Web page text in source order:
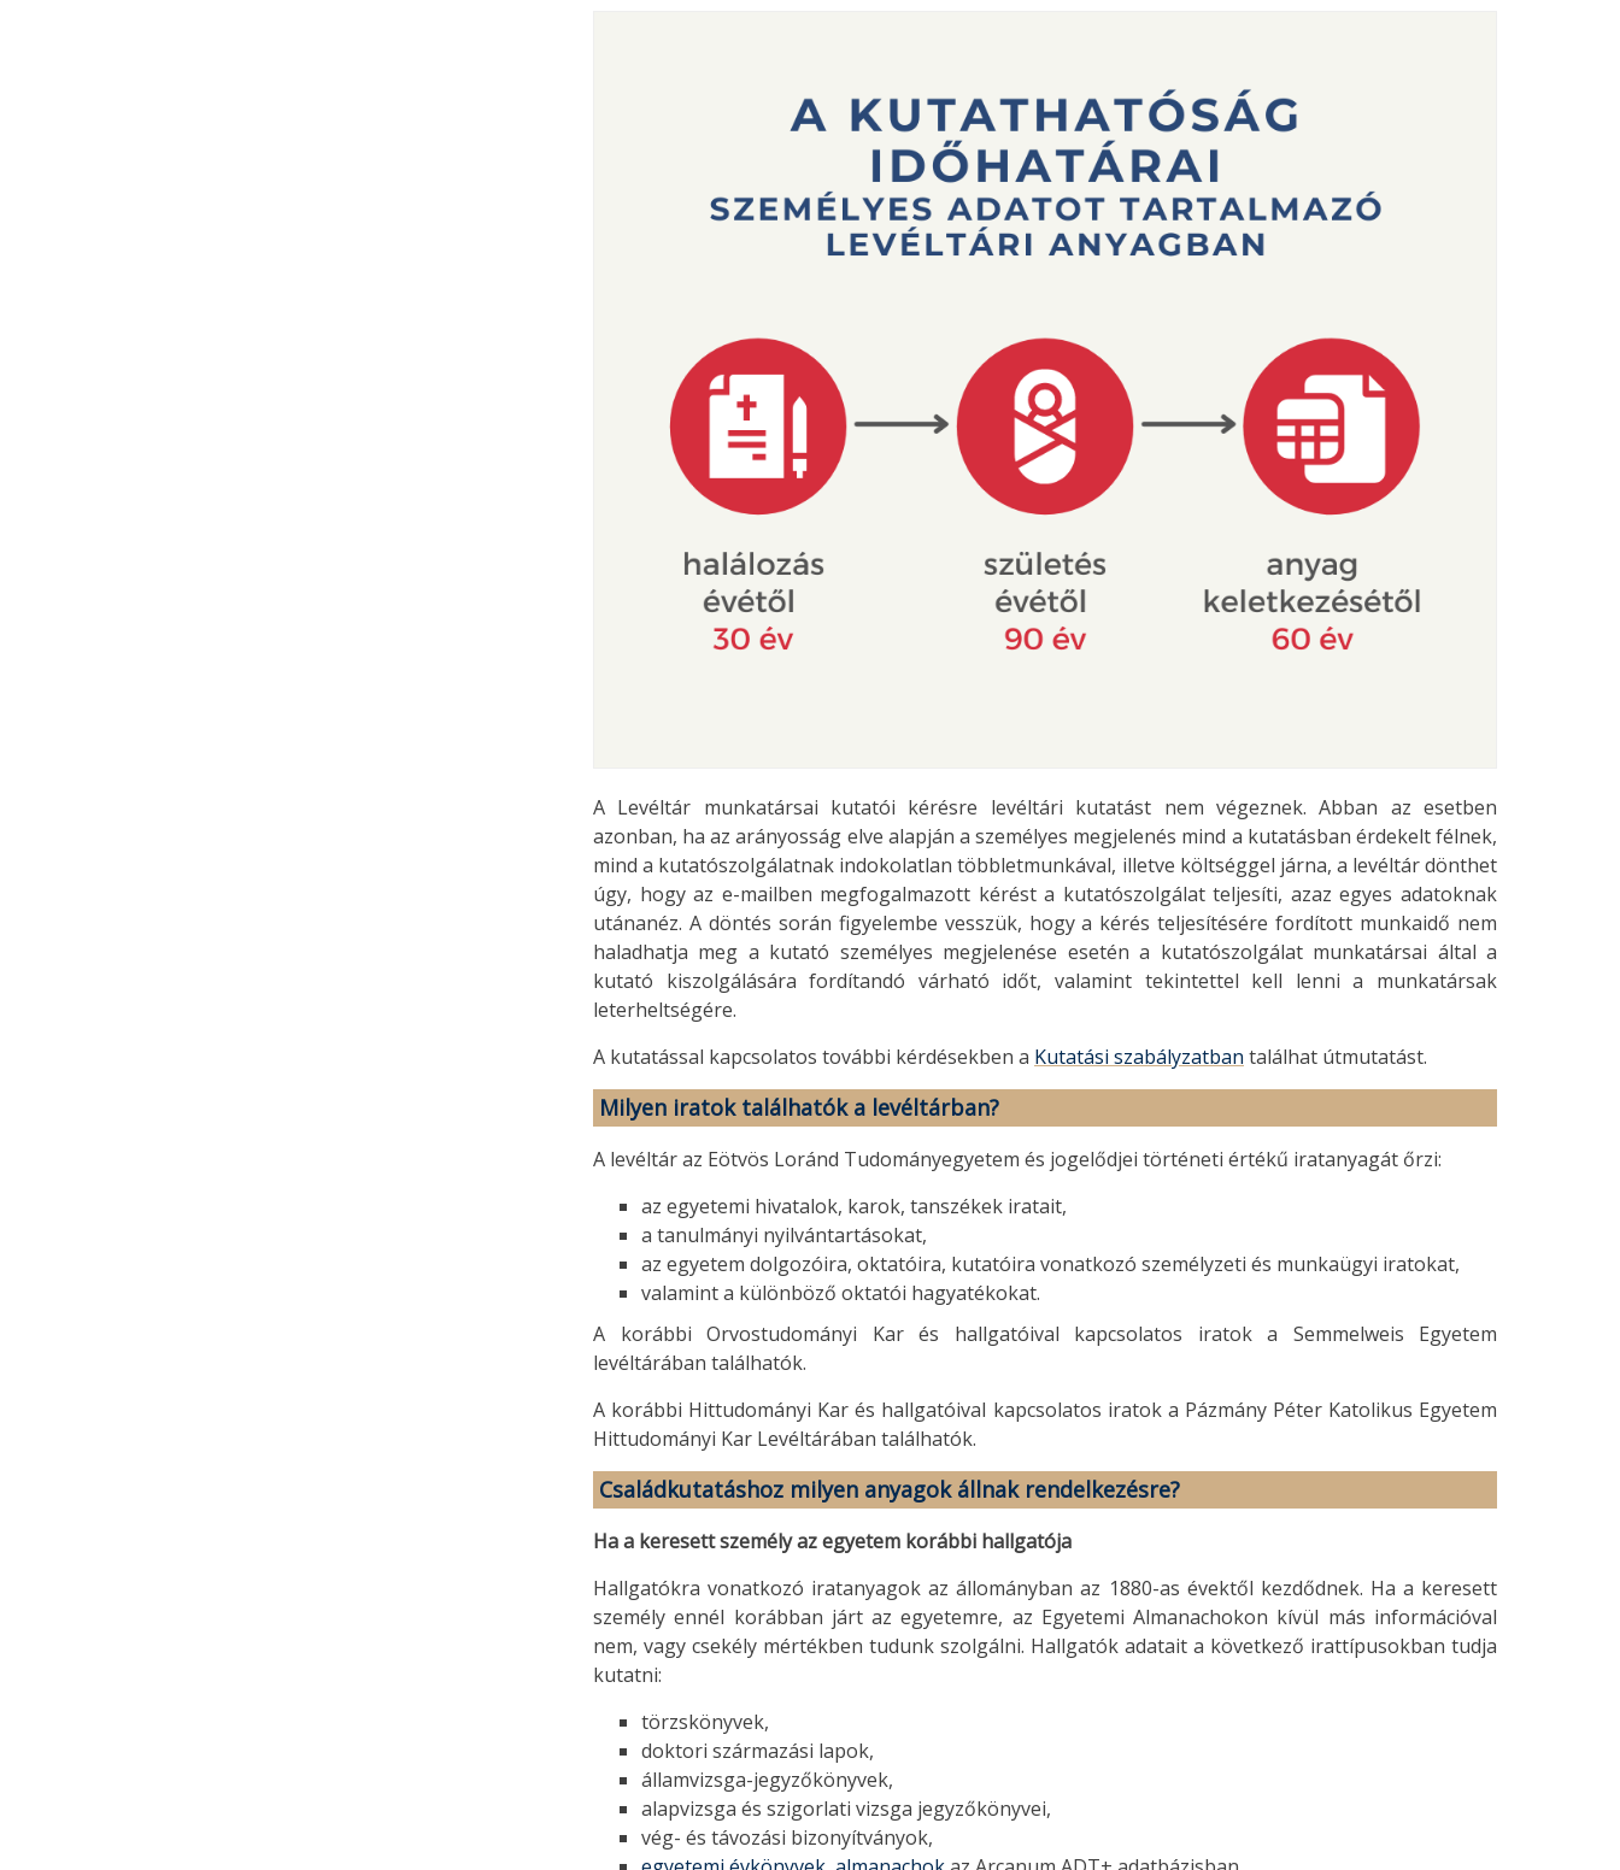
A Levéltár munkatársai kutatói kérésre levéltári kutatást nem végeznek. Abban az esetben
azonban, ha az arányosság elve alapján a személyes megjelenés mind a kutatásban érdekelt félnek,
mind a kutatószolgálatnak indokolatlan többletmunkával, illetve költséggel járna, a levéltár dönthet
úgy, hogy az e-mailben megfogalmazott kérést a kutatószolgálat teljesíti, azaz egyes adatoknak
utánanéz. A döntés során figyelembe vesszük, hogy a kérés teljesítésére fordított munkaidő nem
haladhatja meg a kutató személyes megjelenése esetén a kutatószolgálat munkatársai által a
kutató kiszolgálására fordítandó várható időt, valamint tekintettel kell lenni a munkatársak
leterheltségére.
A kutatással kapcsolatos további kérdésekben a Kutatási szabályzatban találhat útmutatást.
Milyen iratok találhatók a levéltárban?
A levéltár az Eötvös Loránd Tudományegyetem és jogelődjei történeti értékű iratanyagát őrzi:
az egyetemi hivatalok, karok, tanszékek iratait,
a tanulmányi nyilvántartásokat,
az egyetem dolgozóira, oktatóira, kutatóira vonatkozó személyzeti és munkaügyi iratokat,
valamint a különböző oktatói hagyatékokat.
A korábbi Orvostudományi Kar és hallgatóival kapcsolatos iratok a Semmelweis Egyetem
levéltárában találhatók.
A korábbi Hittudományi Kar és hallgatóival kapcsolatos iratok a Pázmány Péter Katolikus Egyetem
Hittudományi Kar Levéltárában találhatók.
Családkutatáshoz milyen anyagok állnak rendelkezésre?
Ha a keresett személy az egyetem korábbi hallgatója
Hallgatókra vonatkozó iratanyagok az állományban az 1880-as évektől kezdődnek. Ha a keresett
személy ennél korábban járt az egyetemre, az Egyetemi Almanachokon kívül más információval
nem, vagy csekély mértékben tudunk szolgálni. Hallgatók adatait a következő irattípusokban tudja
kutatni:
törzskönyvek,
doktori származási lapok,
államvizsga-jegyzőkönyvek,
alapvizsga és szigorlati vizsga jegyzőkönyvei,
vég- és távozási bizonyítványok,